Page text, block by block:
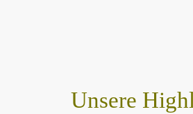
Unsere